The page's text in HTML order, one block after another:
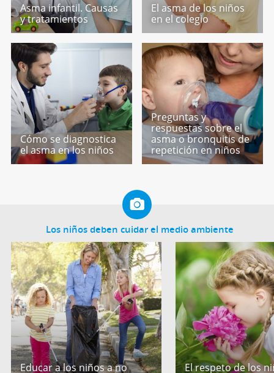
Asma infantil. Causas
y tratamientos
El asma de los niños
en el colegio
Cómo se diagnostica
el asma en los niños
Preguntas y
respuestas sobre el
asma o bronquitis de
repetición en niños
Los niños deben cuidar el medio ambiente
Educar a los niños a no
El respeto de los